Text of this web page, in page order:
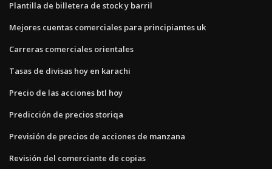
Plantilla de billetera de stock y barril
Mejores cuentas comerciales para principiantes uk
Carreras comerciales orientales
Tasas de divisas hoy en karachi
Precio de las acciones btl hoy
Predicción de precios storiqa
Previsión de precios de acciones de manzana
Revisión del comerciante de copias